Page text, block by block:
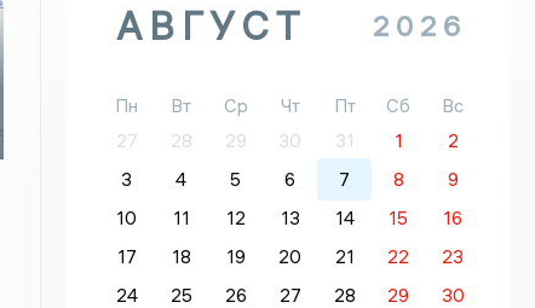
АВГУСТ 2026
Пн Вт Ср Чт Пт Сб
Вс
27
28 29 30 31 1
2
3
4 5 6 7 8
9
10
11 12 13 14 15
16
17
18 19 20 21 22
23
24
25 26 27 28 29
30